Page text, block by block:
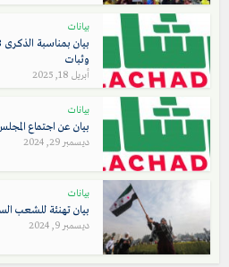
بيانات
وثبات
أبريل 18, 2025
بيانات
بيان عن اجتماع
ديسمبر 29, 2024
بيانات
بيان تهنئة للشعب
ديسمبر 9, 2024